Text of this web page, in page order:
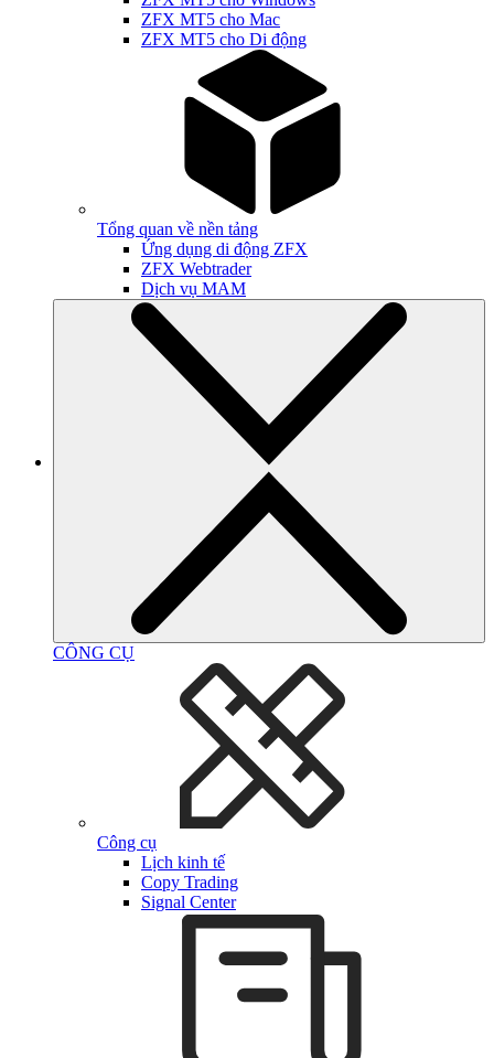
ZFX MT5 cho Mac
ZFX MT5 cho Di động
Tổng quan về nền tảng
Ứng dụng di động ZFX
ZFX Webtrader
Dịch vụ MAM
CÔNG CỤ
Công cụ
Lịch kinh tế
Copy Trading
Signal Center